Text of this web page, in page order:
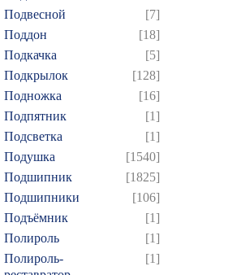
Подвесной
[7]
Поддон
[18]
Подкачка
[5]
Подкрылок
[128]
Подножка
[16]
Подпятник
[1]
Подсветка
[1]
Подушка
[1540]
Подшипник
[1825]
Подшипники
[106]
Подъёмник
[1]
Полироль
[1]
Полироль-
[1]